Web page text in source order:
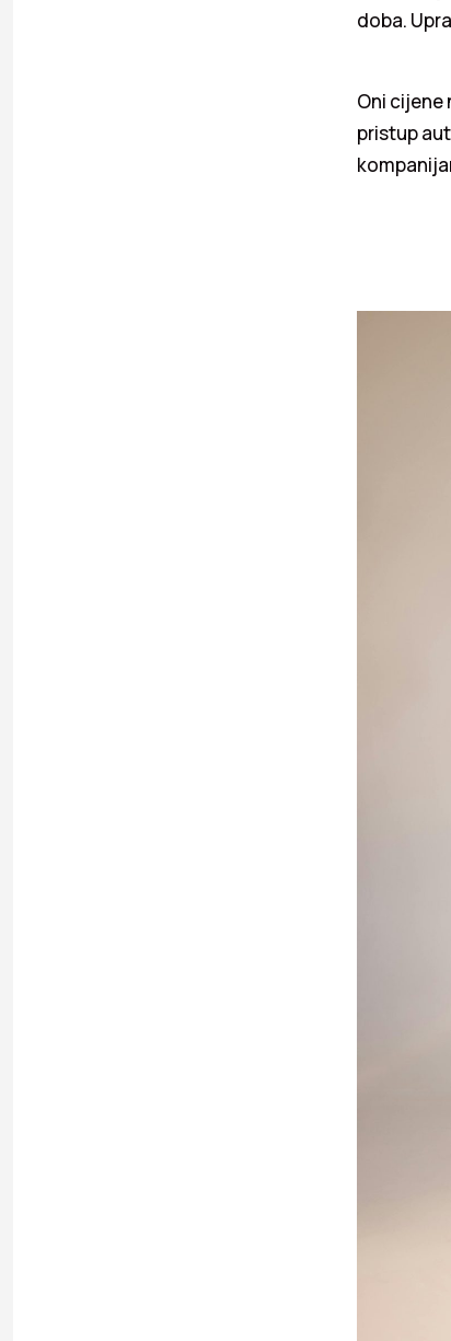
doba.
Oni
pristup